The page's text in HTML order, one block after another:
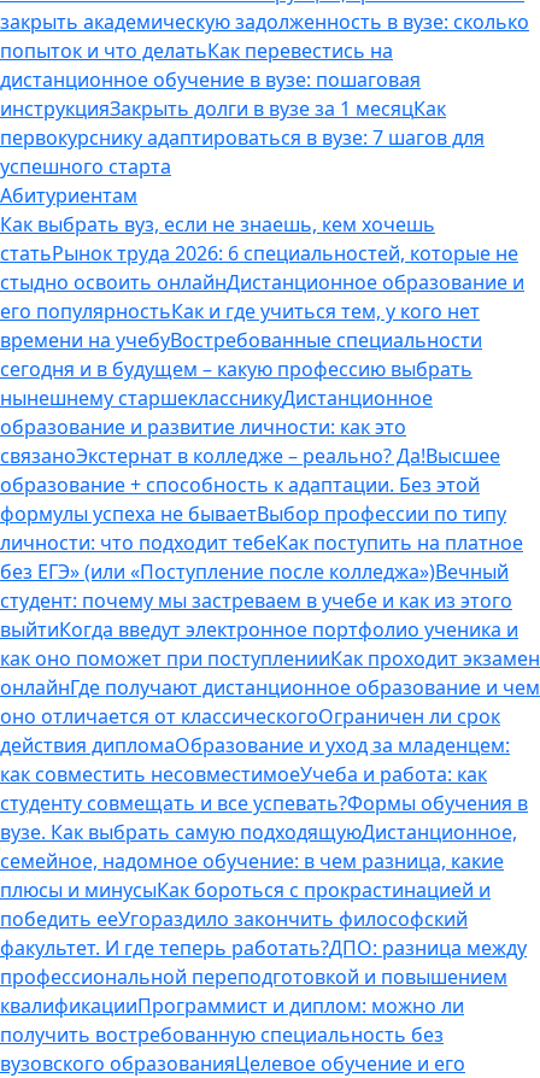
закрыть академическую задолженность в вузе: сколько
попыток и что делатьКак перевестись на
дистанционное обучение в вузе: пошаговая
инструкцияЗакрыть долги в вузе за 1 месяцКак
первокурснику адаптироваться в вузе: 7 шагов для
успешного старта
Абитуриентам
Как выбрать вуз, если не знаешь, кем хочешь
статьРынок труда 2026: 6 специальностей, которые не
стыдно освоить онлайнДистанционное образование и
его популярностьКак и где учиться тем, у кого нет
времени на учебуВостребованные специальности
сегодня и в будущем – какую профессию выбрать
нынешнему старшеклассникуДистанционное
образование и развитие личности: как это
связаноЭкстернат в колледже – реально? Да!Высшее
образование + способность к адаптации. Без этой
формулы успеха не бываетВыбор профессии по типу
личности: что подходит тебеКак поступить на платное
без ЕГЭ» (или «Поступление после колледжа»)Вечный
студент: почему мы застреваем в учебе и как из этого
выйтиКогда введут электронное портфолио ученика и
как оно поможет при поступленииКак проходит экзамен
онлайнГде получают дистанционное образование и чем
оно отличается от классическогоОграничен ли срок
действия дипломаОбразование и уход за младенцем:
как совместить несовместимоеУчеба и работа: как
студенту совмещать и все успевать?Формы обучения в
вузе. Как выбрать самую подходящуюДистанционное,
семейное, надомное обучение: в чем разница, какие
плюсы и минусыКак бороться с прокрастинацией и
победить ееУгораздило закончить философский
факультет. И где теперь работать?ДПО: разница между
профессиональной переподготовкой и повышением
квалификацииПрограммист и диплом: можно ли
получить востребованную специальность без
вузовского образованияЦелевое обучение и его